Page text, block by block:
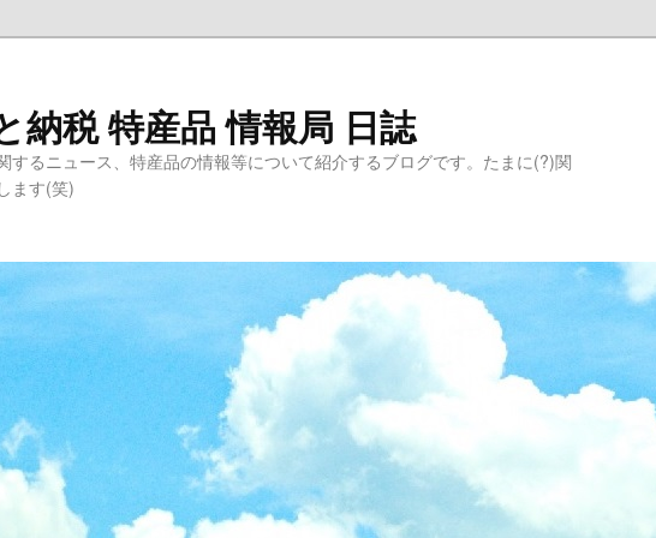
納税 特産品 情報局 日誌
するニュース、特産品の情報等について紹介するブログです。たまに(?)関
ます(笑)